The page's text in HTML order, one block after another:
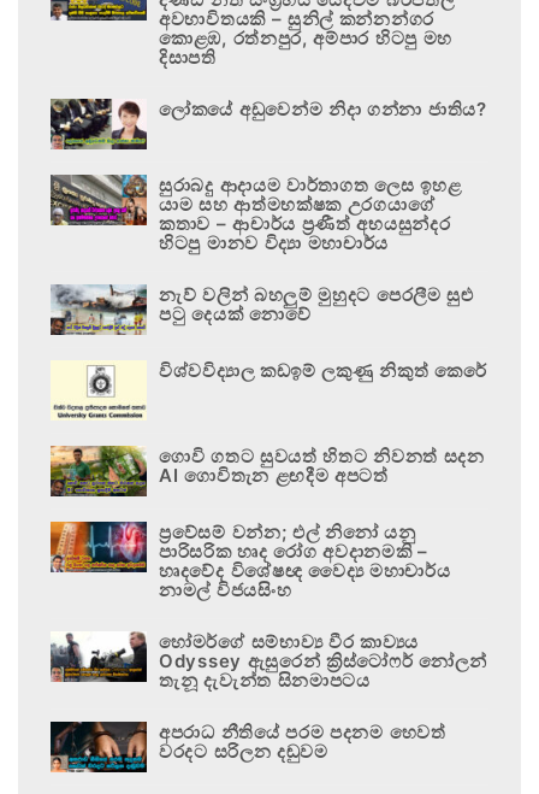
අවභාවිතයකි – සුනිල් කන්නන්ගර
කොළඹ, රත්නපුර, අම්පාර හිටපු මහ
දිසාපති
ලෝකයේ අඩුවෙන්ම නිදා ගන්නා ජාතිය?
සුරාබදු ආදායම වාර්තාගත ලෙස ඉහළ
යාම සහ ආත්මභක්ෂක උරගයාගේ
කතාව – ආචාර්ය ප්‍රණීත් අභයසුන්දර
හිටපු මානව විද්‍යා මහාචාර්ය
නැව් වලින් බහලුම් මුහුදට පෙරලීම සුළු
පටු දෙයක් නොවේ
විශ්වවිද්‍යාල කඩඉම් ලකුණු නිකුත් කෙරේ
ගොවි ගතට සුවයත් හිතට නිවනත් සදන
AI ගොවිතැන ළඟදීම අපටත්
ප්‍රවේසම් වන්න; එල් නිනෝ යනු
පාරිසරික හෘද රෝග අවදානමකි –
හෘදවේද විශේෂඥ වෛද්‍ය මහාචාර්ය
නාමල් විජයසිංහ
හෝමර්ගේ සම්භාව්‍ය වීර කාව්‍යය
Odyssey ඇසුරෙන් ක්‍රිස්ටෝෆර් නෝලන්
තැනූ දැවැන්ත සිනමාපටය
අපරාධ නීතියේ පරම පදනම හෙවත්
වරදට සරිලන දඬුවම